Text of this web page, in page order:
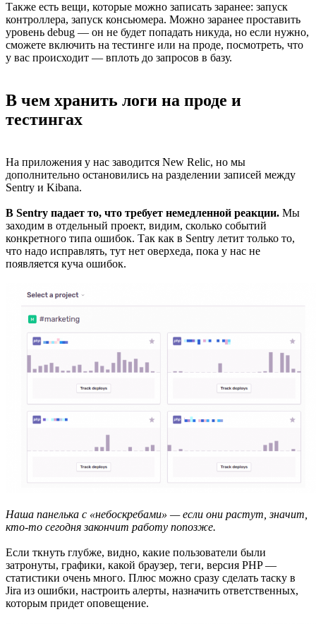
Также есть вещи, которые можно записать заранее: запуск
контроллера, запуск консьюмера. Можно заранее проставить
уровень debug — он не будет попадать никуда, но если нужно,
сможете включить на тестинге или на проде, посмотреть, что
у вас происходит — вплоть до запросов в базу.
В чем хранить логи на проде и
тестингах
На приложения у нас заводится New Relic, но мы
дополнительно остановились на разделении записей между
Sentry и Kibana.
В Sentry падает то, что требует немедленной реакции. Мы
заходим в отдельный проект, видим, сколько событий
конкретного типа ошибок. Так как в Sentry летит только то,
что надо исправлять, тут нет оверхеда, пока у нас не
появляется куча ошибок.
Наша панелька с «небоскребами» — если они растут, значит,
кто-то сегодня закончит работу попозже.
Если ткнуть глубже, видно, какие пользователи были
затронуты, графики, какой браузер, теги, версия PHP —
статистики очень много. Плюс можно сразу сделать таску в
Jira из ошибки, настроить алерты, назначить ответственных,
которым придет оповещение.